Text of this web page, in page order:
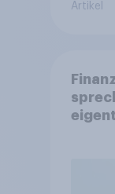
Artikel